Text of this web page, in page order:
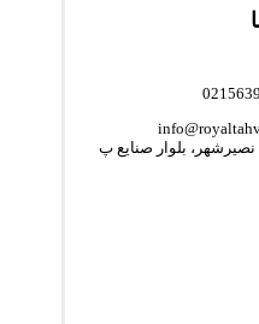
بلوار صنایع پ